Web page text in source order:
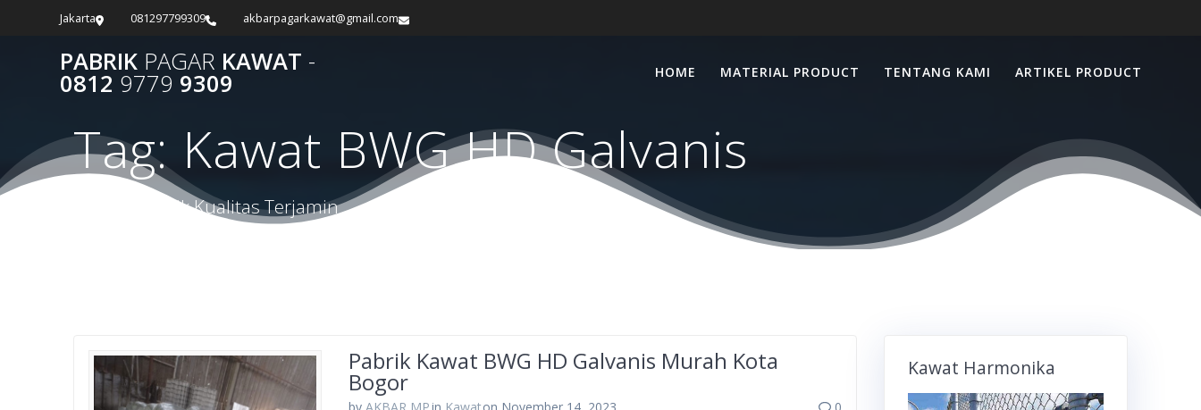
Jakarta 081297799309 akbarpagarkawat@gmail.com
PABRIK PAGAR KAWAT -
0812 9779 9309 HOME MATERIAL PRODUCT TENTANG KAMI ARTIKEL PRODUCT
Tag: Kawat BWG HD Galvanis
Harga Terbaik Kualitas Terjamin
Pabrik Kawat BWG HD Galvanis Murah Kota
Bogor Kawat Harmonika